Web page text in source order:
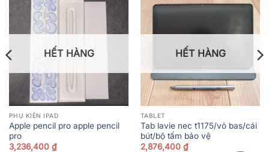
HẾT HÀNG
PHỤ KIỆN IPAD
Apple pencil pro apple pencil
pro
3,236,400 ₫
HẾT HÀNG
TABLET
Tab lavie nec t1175/vỏ bas/cái
bút/bộ tấm bảo vệ
2,876,400 ₫